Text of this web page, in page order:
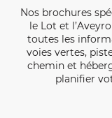
Nos brochures
le Lot et
toutes les
voies vertes,
chemin et
planifier